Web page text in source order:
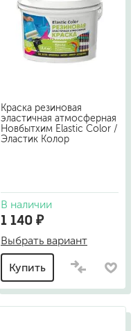
Краска резиновая
эластичная атмосферная
Новбытхим Elastic Color /
Эластик Колор
В наличии
1 140 ₽
Выбрать вариант
Купить